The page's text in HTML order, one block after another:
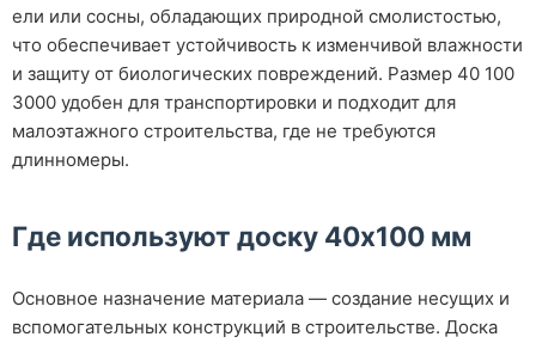
ели или сосны, обладающих природной смолистостью,
что обеспечивает устойчивость к изменчивой влажности
и защиту от биологических повреждений. Размер 40 100
3000 удобен для транспортировки и подходит для
малоэтажного строительства, где не требуются
длинномеры.
Где используют доску 40х100 мм
Основное назначение материала — создание несущих и
вспомогательных конструкций в строительстве. Доска